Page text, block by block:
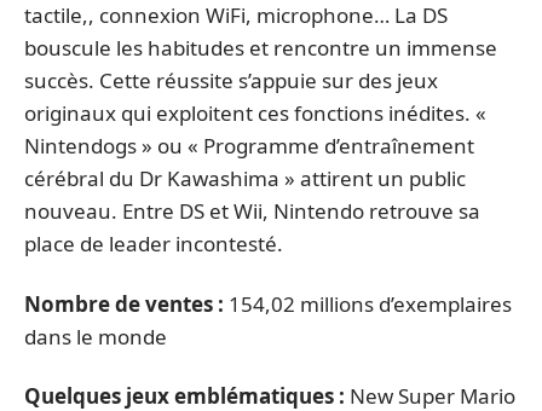
tactile,, connexion WiFi, microphone… La DS
bouscule les habitudes et rencontre un immense
succès. Cette réussite s’appuie sur des jeux
originaux qui exploitent ces fonctions inédites. «
Nintendogs » ou « Programme d’entraînement
cérébral du Dr Kawashima » attirent un public
nouveau. Entre DS et Wii, Nintendo retrouve sa
place de leader incontesté.
Nombre de ventes : 154,02 millions d’exemplaires
dans le monde
Quelques jeux emblématiques : New Super Mario